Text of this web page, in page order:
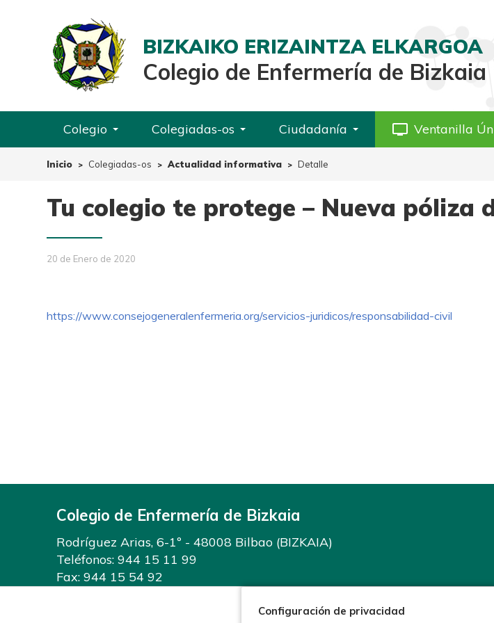
BIZKAIKO ERIZAINTZA ELKARGOA
Colegio de Enfermería de Bizkaia
Colegio Colegiadas-os Ciudadanía personal_video Ventanilla
Inicio Colegiadas-os Actualidad informativa Detalle
Tu colegio te protege – Nueva póliza
20 de Enero de 2020
https://www.consejogeneralenfermeria.org/servicios-juridicos/responsabilidad-civil
Colegio de Enfermería de Bizkaia
Rodríguez Arias, 6-1º - 48008 Bilbao (BIZKAIA)
Teléfonos: 944 15 11 99
Fax: 944 15 54 92
Configuración de privacidad